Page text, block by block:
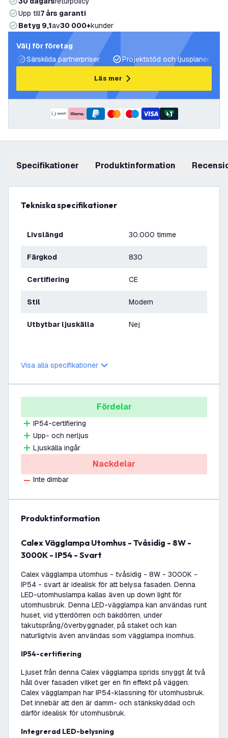
Upp till7 års garanti
Betyg 9,1av30 000+kunder
Välj för företag
Särskilda partnerpriser
Projektstöd och ljusplaner
Läs mer
+1
Specifikationer produktinformation
Tekniska specifikationer
Livslängd 30.000 timme
Färgkod 830
Certifiering CE
Stil Modern
Utbytbar ljuskälla Nej
Visa alla specifikationer
Fördelar
IP54-certifiering
Upp- och nerljus
Ljuskälla ingår
Nackdelar
Inte dimbar
produktinformation
Calex Vägglampa Utomhus - Tvåsidig - 8W -
3000K - IP54 - Svart
Calex vägglampa utomhus - tvåsidig - 8W - 3000K -
IP54 - svart är idealisk för att belysa fasaden. Denna
LED-utomhuslampa kallas även up down light för
utomhusbruk. Denna LED-vägglampa kan användas runt
huset, vid ytterdörren och bakdörren, under
takutsprång/överbyggnader, på staket och kan
naturligtvis även användas som vägglampa inomhus.
IP54-certifiering
Ljuset från denna Calex vägglampa sprids snyggt åt två
håll över fasaden vilket ger en fin effekt på väggen.
Calex vägglampan har IP54-klassning för utomhusbruk.
Det innebär att den är damm- och stänkskyddad och
därför idealisk för utomhusbruk.
Integrerad LED-belysning